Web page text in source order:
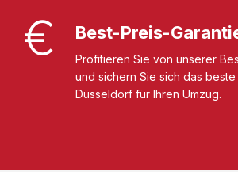
Best-Preis-
Profitieren Sie von unserer
und sichern Sie sich das
Düsseldorf für Ihren Umzug.